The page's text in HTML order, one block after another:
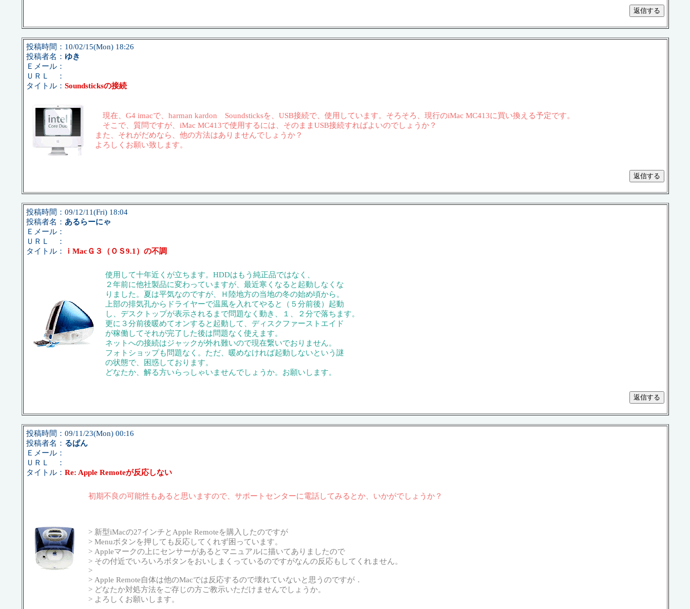
投稿時間：10/02/15(Mon) 18:26
投稿者名： ゆき
Ｅメール：
ＵＲＬ ：
タイトル： Soundsticksの接続
現在、G4 imacで、harman kardon Soundsticksを、USB接続で、使用しています。そろそろ、現行のiMac MC413に買い換える予定です。
そこで、質問ですが、iMac MC413で使用するには、そのままUSB接続すればよいのでしょうか？
また、それがだめなら、他の方法はありませんでしょうか？
よろしくお願い致します。
投稿時間：09/12/11(Fri) 18:04
投稿者名： あるらーにゃ
Ｅメール：
ＵＲＬ ：
タイトル：
ｉMacＧ３（ＯＳ9.1）の不調
使用して十年近くが立ちます。HDDはもう純正品ではなく、
２年前に他社製品に変わっていますが、最近寒くなると起動しなくな
りました。夏は平気なのですが、Ｈ陸地方の当地の冬の始め頃から。
上部の排気孔からドライヤーで温風を入れてやると（５分前後）起動
し、デスクトップが表示されるまで問題なく動き、１、２分で落ちます。
更に３分前後暖めてオンすると起動して、ディスクファーストエイド
が稼働してそれが完了した後は問題なく使えます。
ネットへの接続はジャックが外れ難いので現在繋いでおりません。
フォトショップも問題なく。ただ、暖めなければ起動しないという謎
の状態で、困惑しております。
どなたか、解る方いらっしゃいませんでしょうか。お願いします。
投稿時間：09/11/23(Mon) 00:16
投稿者名： るぱん
Ｅメール：
ＵＲＬ ：
タイトル： Re: Apple Remoteが反応しない
初期不良の可能性もあると思いますので、サポートセンターに電話してみるとか、いかがでしょうか？
> 新型iMacの27インチとApple Remoteを購入したのですが
> Menuボタンを押しても反応してくれず困っています。
> Appleマークの上にセンサーがあるとマニュアルに描いてありましたので
> その付近でいろいろボタンをおいしまくっているのですがなんの反応もしてくれません。
>
> Apple Remote自体は他のMacでは反応するので壊れていないと思うのですが．
> どなたか対処方法をご存じの方ご教示いただけませんでしょうか。
> よろしくお願いします。